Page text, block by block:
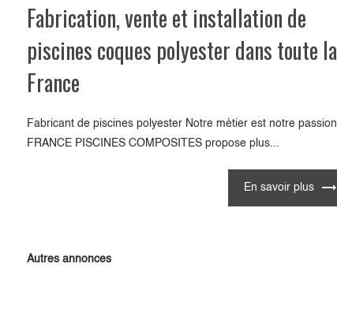
Fabrication, vente et installation de
piscines coques polyester dans toute la
France
Fabricant de piscines polyester Notre métier est notre passion.
FRANCE PISCINES COMPOSITES propose plus...
En savoir plus
Autres annonces